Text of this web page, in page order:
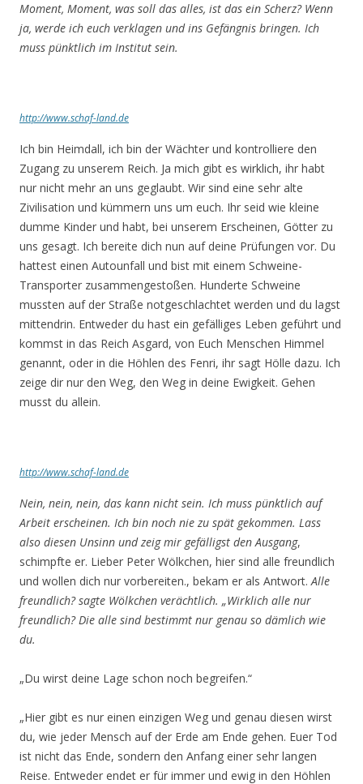
Moment, Moment, was soll das alles, ist das ein Scherz? Wenn
ja, werde ich euch verklagen und ins Gefängnis bringen. Ich
muss pünktlich im Institut sein.
http://www.schaf-land.de
Ich bin Heimdall, ich bin der Wächter und kontrolliere den
Zugang zu unserem Reich. Ja mich gibt es wirklich, ihr habt
nur nicht mehr an uns geglaubt. Wir sind eine sehr alte
Zivilisation und kümmern uns um euch. Ihr seid wie kleine
dumme Kinder und habt, bei unserem Erscheinen, Götter zu
uns gesagt. Ich bereite dich nun auf deine Prüfungen vor. Du
hattest einen Autounfall und bist mit einem Schweine-
Transporter zusammengestoßen. Hunderte Schweine
mussten auf der Straße notgeschlachtet werden und du lagst
mittendrin. Entweder du hast ein gefälliges Leben geführt und
kommst in das Reich Asgard, von Euch Menschen Himmel
genannt, oder in die Höhlen des Fenri, ihr sagt Hölle dazu. Ich
zeige dir nur den Weg, den Weg in deine Ewigkeit. Gehen
musst du allein.
http://www.schaf-land.de
Nein, nein, nein, das kann nicht sein. Ich muss pünktlich auf
Arbeit erscheinen. Ich bin noch nie zu spät gekommen. Lass
also diesen Unsinn und zeig mir gefälligst den Ausgang,
schimpfte er. Lieber Peter Wölkchen, hier sind alle freundlich
und wollen dich nur vorbereiten., bekam er als Antwort.Alle
freundlich? sagte Wölkchen verächtlich. „Wirklich alle nur
freundlich? Die alle sind bestimmt nur genau so dämlich wie
du.
„Du wirst deine Lage schon noch begreifen.“
„Hier gibt es nur einen einzigen Weg und genau diesen wirst
du, wie jeder Mensch auf der Erde am Ende gehen. Euer Tod
ist nicht das Ende, sondern den Anfang einer sehr langen
Reise. Entweder endet er für immer und ewig in den Höhlen